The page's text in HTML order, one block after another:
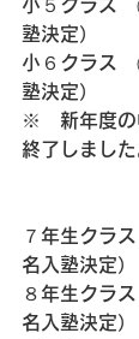
小５クラス
塾決定）
小６クラス
塾決定）
※　新年度の
終了しました
７年生クラ
名入塾決定）
８年生クラ
名入塾決定）